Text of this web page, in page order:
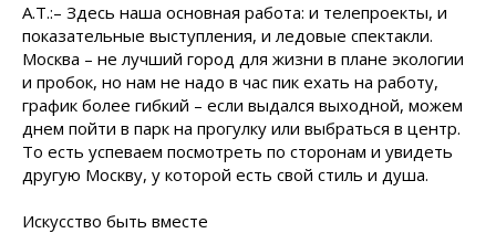
А.Т.:– Здесь наша основная работа: и телепроекты, и
показательные выступления, и ледовые спектакли.
Москва – не лучший город для жизни в плане экологии
и пробок, но нам не надо в час пик ехать на работу,
график более гибкий – если выдался выходной, можем
днем пойти в парк на прогулку или выбраться в центр.
То есть успеваем посмотреть по сторонам и увидеть
другую Москву, у которой есть свой стиль и душа.
Искусство быть вместе